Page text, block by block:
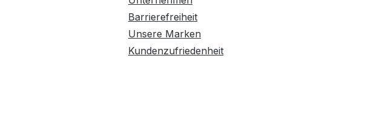
Barrierefreiheit
Unsere Marken
Kundenzufriedenheit